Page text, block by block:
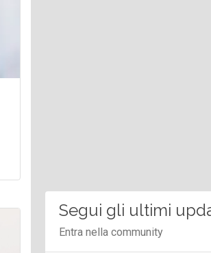
Segui gli ultimi
Entra nella community